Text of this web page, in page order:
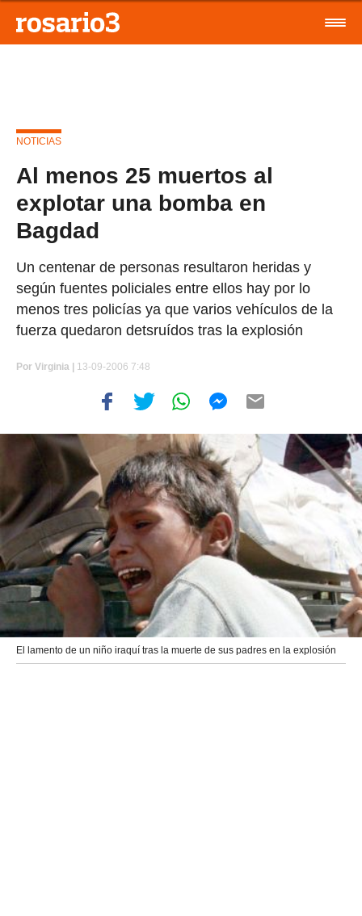
NOTICIAS
Al menos 25 muertos al
explotar una bomba en
Bagdad
Un centenar de personas resultaron heridas y
según fuentes policiales entre ellos hay por lo
menos tres policías ya que varios vehículos de la
fuerza quedaron detsruídos tras la explosión
Por Virginia | 13-09-2006 7:48
El lamento de un niño iraquí tras la muerte de sus padres en la explosión